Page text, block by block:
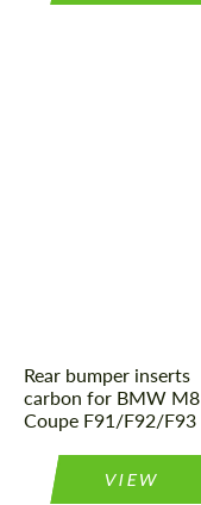
Rear bumper inserts
carbon for BMW M8
Coupe F91/F92/F93
VIEW